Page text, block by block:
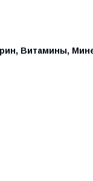
Витамины,